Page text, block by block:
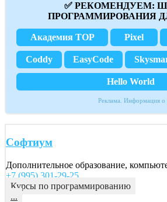
✅ РЕКОМЕНДУЕМ:
ПРОГРАММИРОВАНИЯ
Академия TOP Pixel
Coddy EasyCode
Hello World
Реклама. Информация о
Софтиум
Дополнительное образование,
+7 (995) 301-29-25
Курсы по программированию
...